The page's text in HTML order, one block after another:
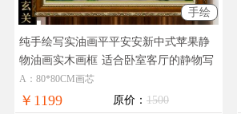
手绘
纯手绘写实油画平平安安新中式苹果静
物油画实木画框 适合卧室客厅的静物写
实油画苹果图
A：80*80CM画芯
￥1199 原价： 1500